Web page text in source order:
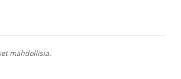
mahdollisia.